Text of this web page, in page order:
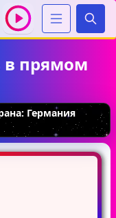
в прямом
Германия